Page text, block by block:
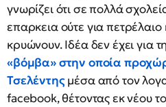
γνωρίζει ότι σε πολλά
επαρκεια ούτε για πετρέλαιο
κρυώνουν. Ιδέα δεν έχει για
«βόμβα» στην οποία
Τσελέντηςμέσα από τον
facebook, θέτοντας εκ νέου